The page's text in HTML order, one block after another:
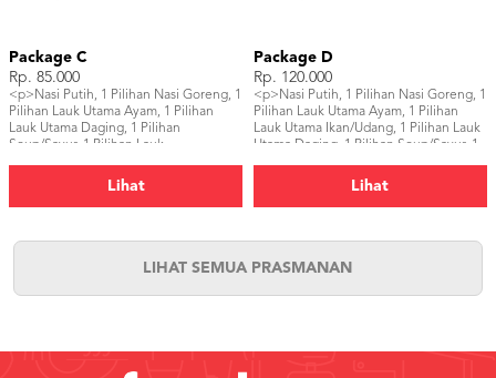
Package C
Rp. 85.000
<p>Nasi Putih, 1 Pilihan Nasi Goreng, 1
Pilihan Lauk Utama Ayam, 1 Pilihan
Lauk Utama Daging, 1 Pilihan
Soup/Sayur, 1 Pilihan Lauk
Lihat
Package D
Rp. 120.000
<p>Nasi Putih, 1 Pilihan Nasi Goreng, 1
Pilihan Lauk Utama Ayam, 1 Pilihan
Lauk Utama Ikan/Udang, 1 Pilihan Lauk
Utama Daging, 1 Pilihan Soup/Sayur, 1
Salad, 3 Dessert, Pelengkap, 3
Lihat
LIHAT SEMUA PRASMANAN